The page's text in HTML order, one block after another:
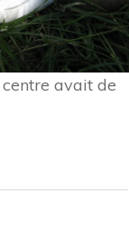
centre avait de